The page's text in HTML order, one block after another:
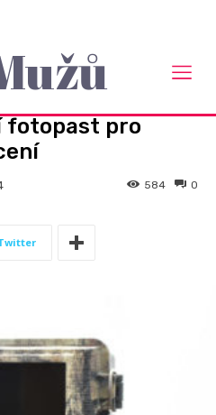
fotopast pro
0
584